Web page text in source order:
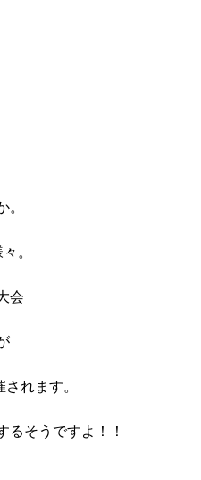
。
。
会
れます。
るそうですよ！！